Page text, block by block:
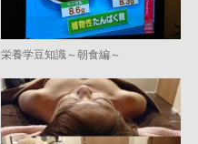
栄養学豆知識～朝食編～